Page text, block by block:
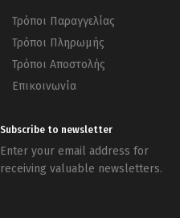
Τρόποι Παραγγελίας
Τρόποι Πληρωμής
Τρόποι Αποστολής
Επικοινωνία
Subscribe to newsletter
Enter your email address for
receiving valuable newsletters.